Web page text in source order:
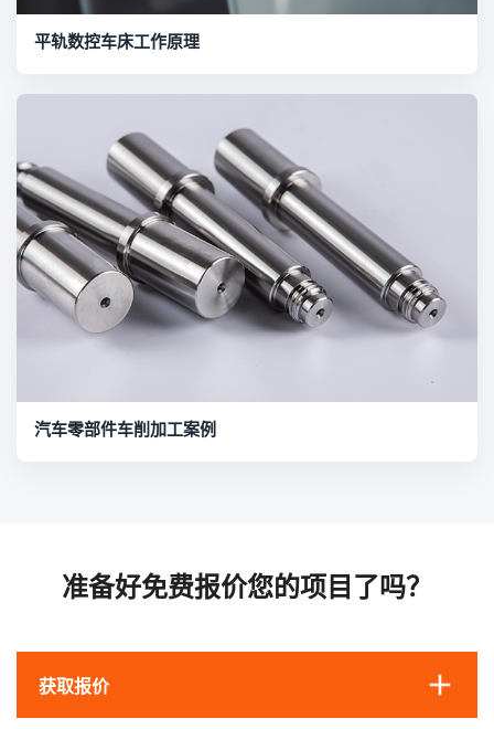
平轨数控车床工作原理
汽车零部件车削加工案例
准备好免费报价您的项目了吗？
获取报价